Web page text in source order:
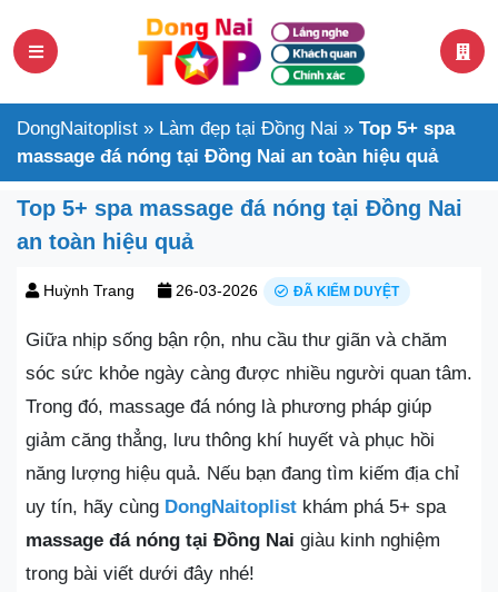
DongNaitoplist » Làm đẹp tại Đồng Nai » Top 5+ spa
massage đá nóng tại Đồng Nai an toàn hiệu quả
Top 5+ spa massage đá nóng tại Đồng Nai
an toàn hiệu quả
Huỳnh Trang 26-03-2026 ĐÃ KIỂM DUYỆT
Giữa nhịp sống bận rộn, nhu cầu thư giãn và chăm
sóc sức khỏe ngày càng được nhiều người quan tâm.
Trong đó, massage đá nóng là phương pháp giúp
giảm căng thẳng, lưu thông khí huyết và phục hồi
năng lượng hiệu quả. Nếu bạn đang tìm kiếm địa chỉ
uy tín, hãy cùng DongNaitoplist khám phá 5+ spa
massage đá nóng tại Đồng Nai giàu kinh nghiệm
trong bài viết dưới đây nhé!